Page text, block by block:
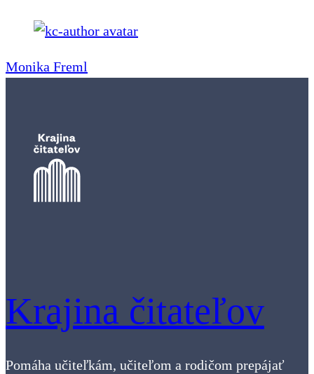
Monika Freml
Krajina čitateľov
Pomáha učiteľkám, učiteľom a rodičom prepájať